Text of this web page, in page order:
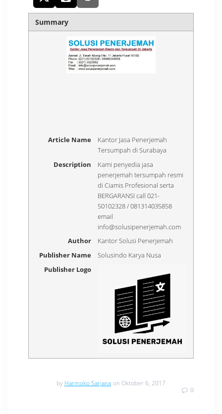
Summary
Article Name
Kantor Jasa Penerjemah
Tersumpah di Surabaya
Description
Kami penyedia jasa
penerjemah tersumpah resmi
di Ciamis Profesional serta
BERGARANSI call 021-
50102328 / 081314035858
email
info@solusipenerjemah.com
Author
Kantor Solusi Penerjemah
Publisher Name
Solusindo Karya Nusa
Publisher Logo
by Harmoko Sarjana on Oktober 6, 2017
0